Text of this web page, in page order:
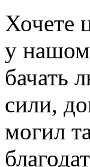
Хочете
у
бачать
сили,
могил